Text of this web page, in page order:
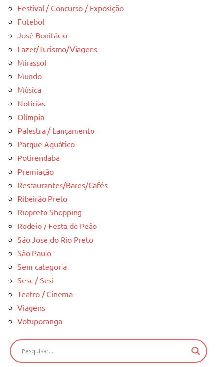
Festival / Concurso / Exposição
Futebol
José Bonifácio
Lazer/Turismo/Viagens
Mirassol
Mundo
Música
Notícias
Olímpia
Palestra / Lançamento
Parque Aquático
Potirendaba
Premiação
Restaurantes/Bares/Cafés
Ribeirão Preto
Riopreto Shopping
Rodeio / Festa do Peão
São José do Rio Preto
São Paulo
Sem categoria
Sesc / Sesi
Teatro / Cinema
Viagens
Votuporanga